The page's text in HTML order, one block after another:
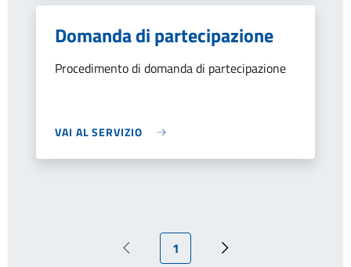
Domanda di partecipazione
Procedimento di domanda di partecipazione
VAI AL SERVIZIO
Pagina precedente
Pagina attuale
1 Prossima pagina